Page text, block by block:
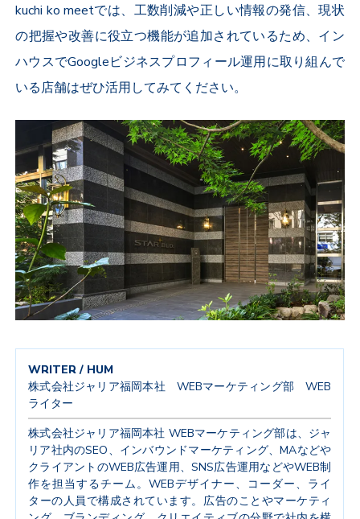
kuchi ko meetでは、工数削減や正しい情報の発信、現状
の把握や改善に役立つ機能が追加されているため、イン
ハウスでGoogleビジネスプロフィール運用に取り組んで
いる店舗はぜひ活用してみてください。
WRITER / HUM
株式会社ジャリア福岡本社 WEBマーケティング部 WEB
ライター
株式会社ジャリア福岡本社 WEBマーケティング部は、ジャ
リア社内のSEO、インバウンドマーケティング、MAなどや
クライアントのWEB広告運用、SNS広告運用などやWEB制
作を担当するチーム。WEBデザイナー、コーダー、ライ
ターの人員で構成されています。広告のことやマーケティ